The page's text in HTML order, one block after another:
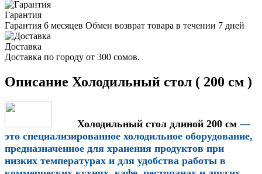
Гарантия
Гарантия 6 месяцев Обмен возврат товара в течении 7 дней
Доставка
Доставка по городу от 300 сомов.
Описание Холодильный стол ( 200 см )
Холодильный стол длиной 200 см—
это специализированное холодильное оборудование,
предназначенное для хранения продуктов при
низких температурах и для удобства работы в